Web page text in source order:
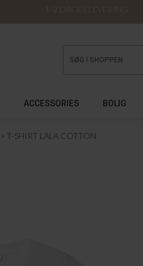
1-2 DAGES LEVERING
ACCESSORIES BOLIG
T-SHIRT LALA COTTON